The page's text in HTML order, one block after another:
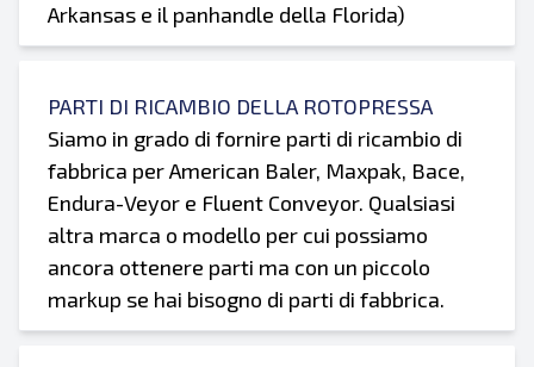
Arkansas e il panhandle della Florida)
PARTI DI RICAMBIO DELLA ROTOPRESSA
Siamo in grado di fornire parti di ricambio di
fabbrica per American Baler, Maxpak, Bace,
Endura-Veyor e Fluent Conveyor. Qualsiasi
altra marca o modello per cui possiamo
ancora ottenere parti ma con un piccolo
markup se hai bisogno di parti di fabbrica.